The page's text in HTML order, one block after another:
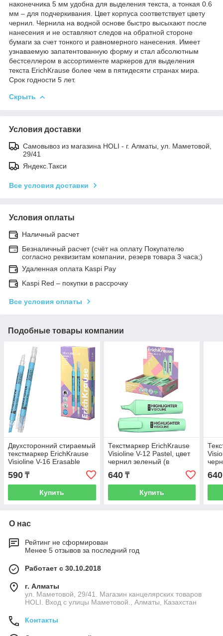
наконечника 5 мм удобна для выделения текста, а тонкая 0.6
мм – для подчеркивания. Цвет корпуса соответствует цвету
чернил. Чернила на водной основе быстро высыхают после
нанесения и не оставляют следов на обратной стороне
бумаги за счет тонкого и равномерного нанесения. Имеет
узнаваемую запатентованную форму и стал абсолютным
бестселлером в ассортименте маркеров для выделения
текста ErichKrause более чем в пятидесяти странах мира.
Срок годности 5 лет.
Скрыть
Условия доставки
Самовывоз из магазина HOLI - г. Алматы, ул. Маметовой,
29/41
Яндекс.Такси
Все условия доставки
Условия оплаты
Наличный расчет
Безналичный расчет (счёт на оплату Покупателю
согласно реквизитам компании, резерв товара 3 часа;)
Удаленная оплата Kaspi Pay
Kaspi Red – покупки в рассрочку
Все условия оплаты
Подобные товары компании
Двухсторонний стираемый
текстмаркер ErichKrause
Visioline V-16 Erasable
Pastel, цвет чернил
голубой
590 ₸
Купить
Текстмаркер ErichKrause
Visioline V-12 Pastel, цвет
чернил зеленый (в
коробке-дисплее по 10
шт.)
640₸
Купить
шт.)
640
О нас
Рейтинг не сформирован
Менее 5 отзывов за последний год
Работает с 30.10.2018
г. Алматы
ул. Маметовой, 29/41. Магазин канцелярских товаров
HOLI. Вход с улицы Маметовой., Алматы, Казахстан
Контакты